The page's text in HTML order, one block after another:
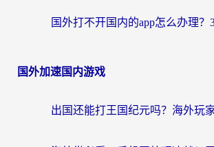
国外加速国内游戏